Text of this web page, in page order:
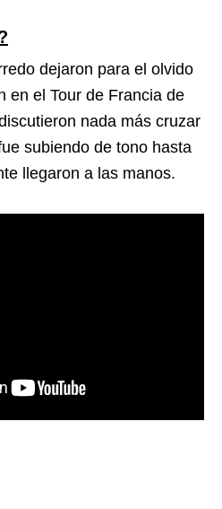
dejaron para el olvido
en el Tour de Francia de
nada más cruzar
subiendo de tono hasta
llegaron a las manos.